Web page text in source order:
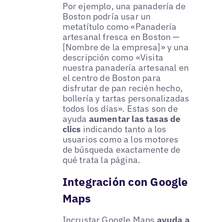
Por ejemplo, una panadería de
Boston podría usar un
metatítulo como «Panadería
artesanal fresca en Boston —
[Nombre de la empresa]» y una
descripción como «Visita
nuestra panadería artesanal en
el centro de Boston para
disfrutar de pan recién hecho,
bollería y tartas personalizadas
todos los días». Estas son de
ayuda aumentar las tasas de
clics indicando tanto a los
usuarios como a los motores
de búsqueda exactamente de
qué trata la página.
Integración con Google
Maps